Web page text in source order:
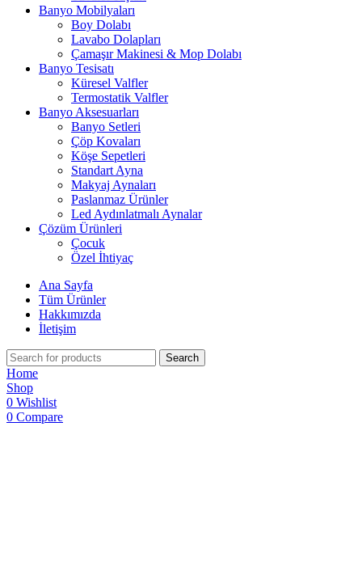
Banyo Mobilyaları
Boy Dolabı
Lavabo Dolapları
Çamaşır Makinesi & Mop Dolabı
Banyo Tesisatı
Küresel Valfler
Termostatik Valfler
Banyo Aksesuarları
Banyo Setleri
Çöp Kovaları
Köşe Sepetleri
Standart Ayna
Makyaj Aynaları
Paslanmaz Ürünler
Led Aydınlatmalı Aynalar
Çözüm Ürünleri
Çocuk
Özel İhtiyaç
Ana Sayfa
Tüm Ürünler
Hakkımızda
İletişim
Search
Home
Shop
0 Wishlist
0 Compare